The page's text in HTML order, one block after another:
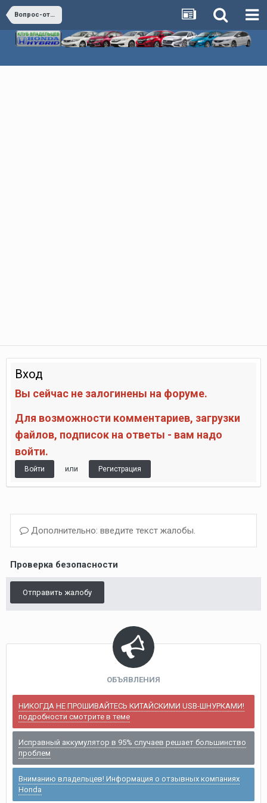
Вопрос-ответ (коллективный разум)
Вход
Вы сейчас не залогинены на форуме.
Для возможности комментариев, загрузки
файлов, подписок на ответы - вам надо
войти.
Войти или Регистрация
Дополнительно: введите текст жалобы.
Проверка безопасности
Отправить жалобу
ОБЪЯВЛЕНИЯ
НИКОГДА НЕ ПРОШИВАЙТЕСЬ КИТАЙСКИМИ USB-ШНУРКАМИ!
подробности смотрите в теме
Исправный аккумулятор в 95% случаев решает большинство
проблем
Вниманию владельцев! Информация о отзывных компаниях
Honda